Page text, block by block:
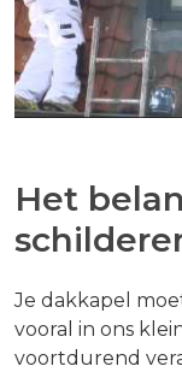
Het
Je dakkapel
vooral in ons
voortdurend